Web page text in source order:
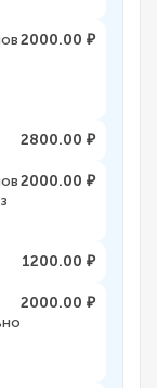
2000.00 ₽
2800.00 ₽
2000.00 ₽
1200.00 ₽
2000.00 ₽